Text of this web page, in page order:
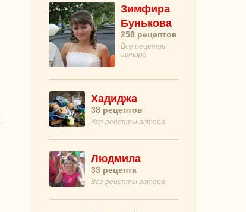
Зимфира
Бунькова
258 рецептов
Все рецепты
автора
Хадиджа
38 рецептов
Все рецепты автора
Людмила
33 рецепта
Все рецепты автора